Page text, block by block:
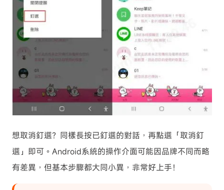
想取消釘選？同樣長按已釘選的對話，再點選「取消釘
選」即可。Android系統的操作介面可能因品牌不同而略
有差異，但基本步驟都大同小異，非常好上手！